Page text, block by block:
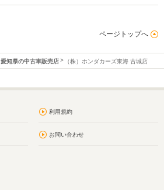
ページトップへ
愛知県の中古車販売店 （株）ホンダカーズ東海 古城店
利用規約
お問い合わせ